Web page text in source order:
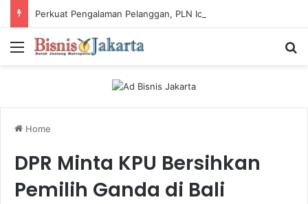
Menu
Home
DPR Minta KPU Bersihkan
Pemilih Ganda di Bali